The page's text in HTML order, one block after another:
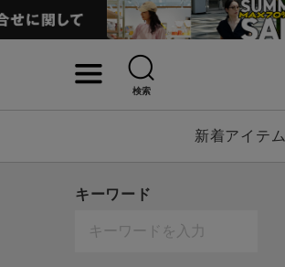
検索
新着アイテム
キーワード